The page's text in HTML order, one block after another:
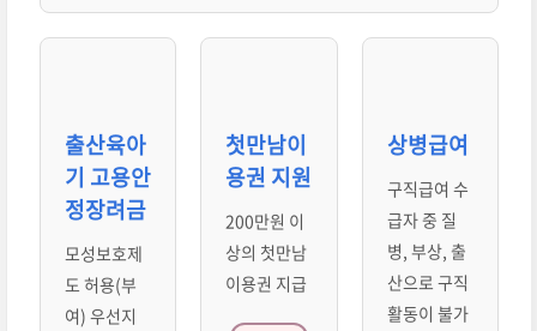
출산육아
기 고용안
정장려금
모성보호제
도 허용(부
여) 우선지
첫만남이
용권 지원
200만원 이
상의 첫만남
이용권 지급
상병급여
구직급여 수
급자 중 질
병, 부상, 출
산으로 구직
활동이 불가